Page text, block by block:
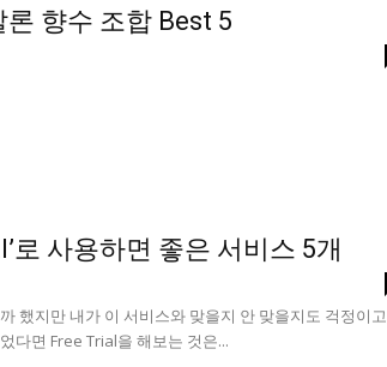
향수 조합 Best 5
로 사용하면 좋은 서비스 5개
했지만 내가 이 서비스와 맞을지 안 맞을지도 걱정이고
다면 Free Trial을 해보는 것은...